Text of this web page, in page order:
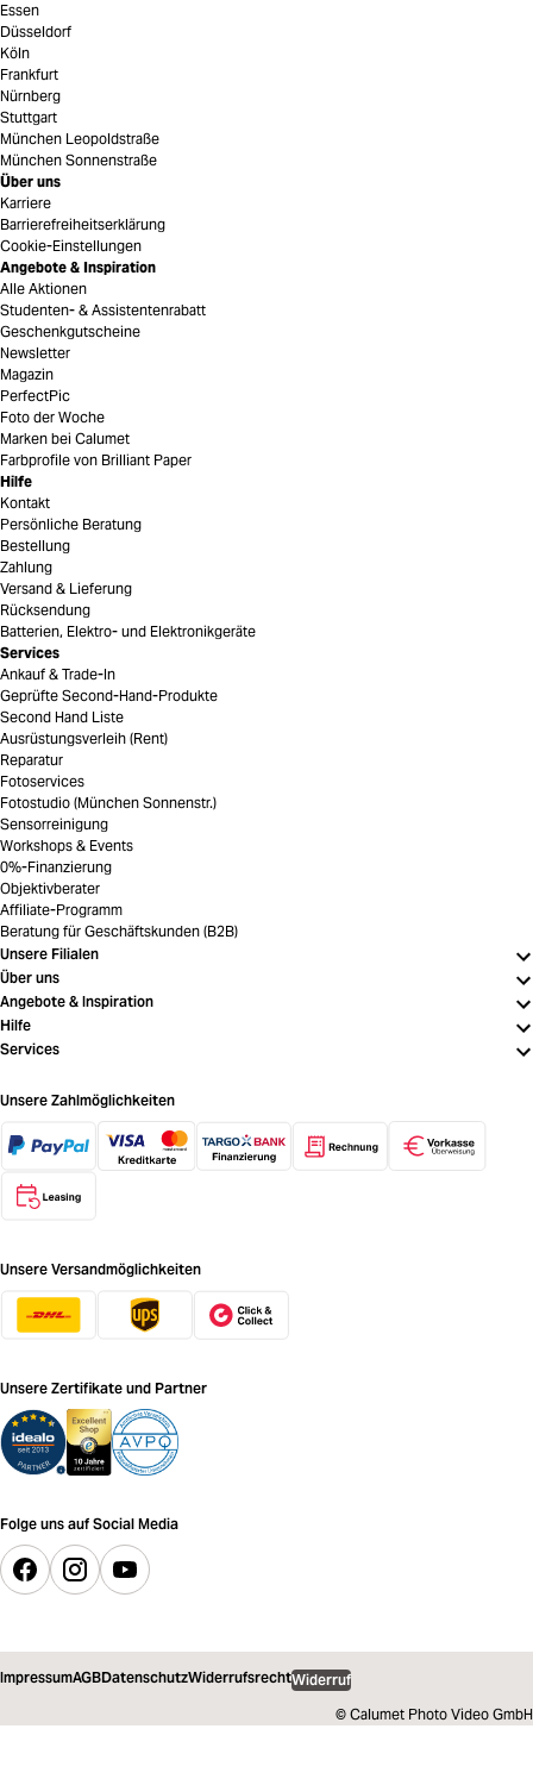
Essen
Düsseldorf
Köln
Frankfurt
Nürnberg
Stuttgart
München Leopoldstraße
München Sonnenstraße
Über uns
Karriere
Barrierefreiheitserklärung
Cookie-Einstellungen
Angebote & Inspiration
Alle Aktionen
Studenten- & Assistentenrabatt
Geschenkgutscheine
Newsletter
Magazin
PerfectPic
Foto der Woche
Marken bei Calumet
Farbprofile von Brilliant Paper
Hilfe
Kontakt
Persönliche Beratung
Bestellung
Zahlung
Versand & Lieferung
Rücksendung
Batterien, Elektro- und Elektronikgeräte
Services
Ankauf & Trade-In
Geprüfte Second-Hand-Produkte
Second Hand Liste
Ausrüstungsverleih (Rent)
Reparatur
Fotoservices
Fotostudio (München Sonnenstr.)
Sensorreinigung
Workshops & Events
0%-Finanzierung
Objektivberater
Affiliate-Programm
Beratung für Geschäftskunden (B2B)
Unsere Filialen
Über uns
Angebote & Inspiration
Hilfe
Services
Unsere Zahlmöglichkeiten
Unsere Versandmöglichkeiten
Unsere Zertifikate und Partner
Folge uns auf Social Media
ImpressumAGBDatenschutzWiderrufsrechtWiderruf
© Calumet Photo Video GmbH